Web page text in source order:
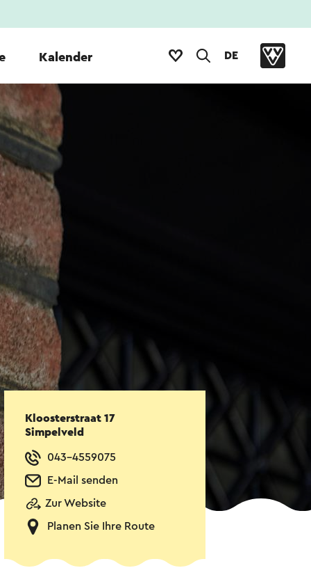
Kalender DE
Kloosterstraat 17
Simpelveld
043-4559075
E-Mail senden
Zur Website
Planen Sie Ihre Route